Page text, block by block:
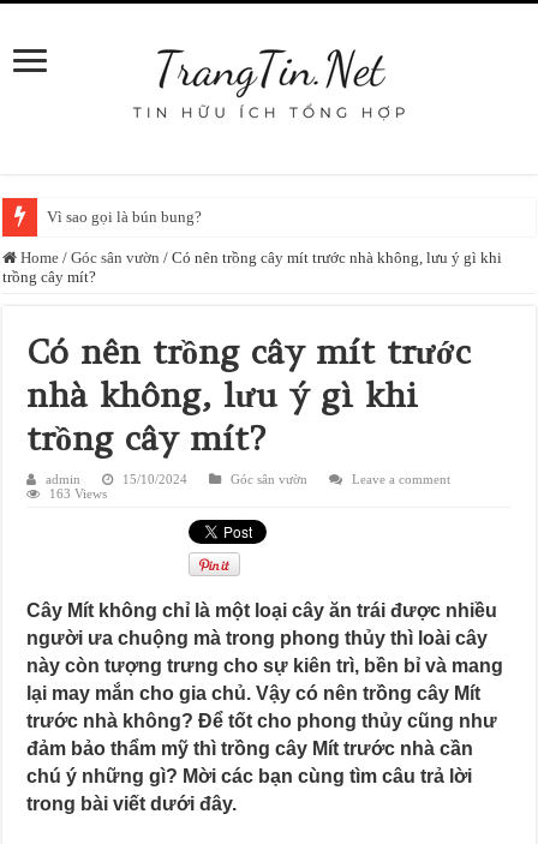
Vì sao gọi là bún bung?
Home / Góc sân vườn / Có nên trồng cây mít trước nhà không, lưu ý gì khi
trồng cây mít?
Có nên trồng cây mít trước
nhà không, lưu ý gì khi
trồng cây mít?
admin 15/10/2024 Góc sân vườn
Leave a comment
163 Views
Cây Mít không chỉ là một loại cây ăn trái được nhiều
người ưa chuộng mà trong phong thủy thì loài cây
này còn tượng trưng cho sự kiên trì, bền bỉ và mang
lại may mắn cho gia chủ. Vậy có nên trồng cây Mít
trước nhà không? Để tốt cho phong thủy cũng như
đảm bảo thẩm mỹ thì trồng cây Mít trước nhà cần
chú ý những gì? Mời các bạn cùng tìm câu trả lời
trong bài viết dưới đây.